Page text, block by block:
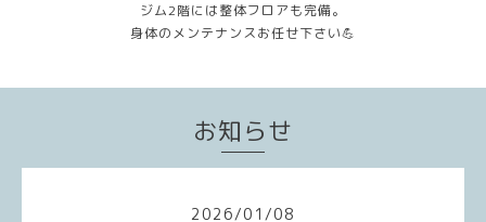
ジム2階には整体フロアも完備。
身体のメンテナンスお任せ下さい💪
お知らせ
2026/01 /08